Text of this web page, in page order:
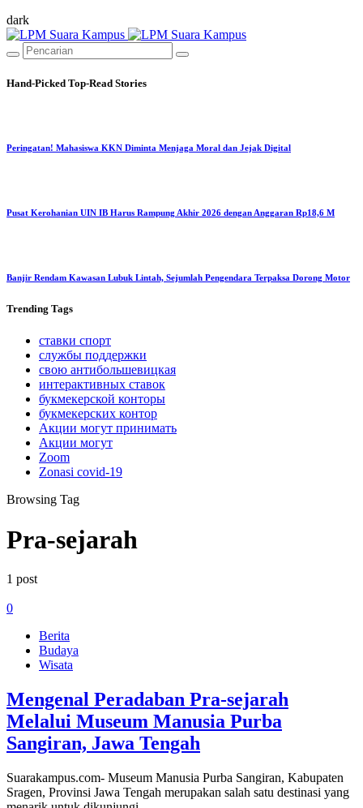
dark
Hand-Picked Top-Read Stories
Peringatan! Mahasiswa KKN Diminta Menjaga Moral dan Jejak Digital
Pusat Kerohanian UIN IB Harus Rampung Akhir 2026 dengan Anggaran Rp18,6 M
Banjir Rendam Kawasan Lubuk Lintah, Sejumlah Pengendara Terpaksa Dorong Motor
Trending Tags
ставки спорт
службы поддержки
свою антибольшевицкая
интерактивных ставок
букмекерской конторы
букмекерских контор
Акции могут принимать
Акции могут
Zoom
Zonasi covid-19
Browsing Tag
Pra-sejarah
1 post
0
Berita
Budaya
Wisata
Mengenal Peradaban Pra-sejarah
Melalui Museum Manusia Purba
Sangiran, Jawa Tengah
Suarakampus.com- Museum Manusia Purba Sangiran, Kabupaten
Sragen, Provinsi Jawa Tengah merupakan salah satu destinasi yang